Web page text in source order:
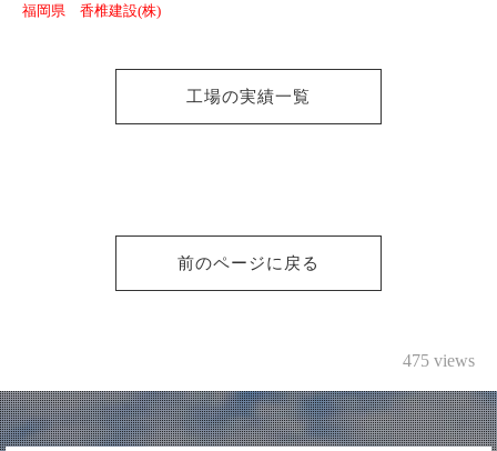
福岡県 香椎建設(株)
工場の実績一覧
前のページに戻る
475 views